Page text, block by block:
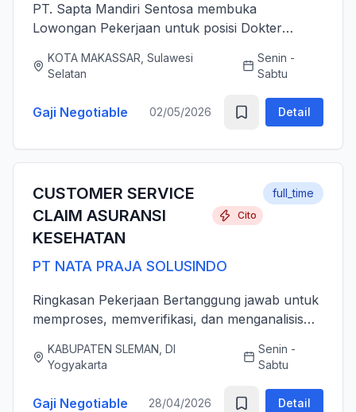
PT. Sapta Mandiri Sentosa membuka
Lowongan Pekerjaan untuk posisi Dokter
jawab memberikan layanan medis estetika yang
KOTA MAKASSAR, Sulawesi
Selatan
Senin -
Sabtu
Gaji Negotiable 02/05/2026 Detail
CUSTOMER SERVICE
CLAIM ASURANSI
KESEHATAN
Cito
PT NATA PRAJA SOLUSINDO
full_time
Ringkasan Pekerjaan Bertanggung jawab untuk
memproses, memverifikasi, dan menganalisis
dan rawat jalan) secara akurat, tepat waktu,
serta sesuai dengan ...
KABUPATEN SLEMAN, DI
Yogyakarta
Senin -
Sabtu
Gaji Negotiable 28/04/2026 Detail